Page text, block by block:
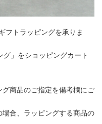
フトラッピングを承りま
」をショッピングカート
商品のご指定を備考欄にご
合、ラッピングする商品の